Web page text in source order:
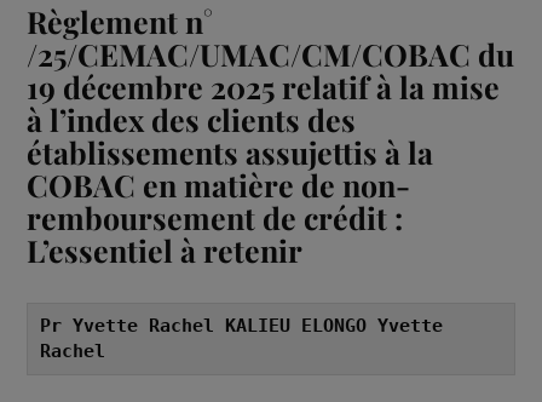
Règlement n°
/25/CEMAC/UMAC/CM/COBAC du
19 décembre 2025 relatif à la mise
à l’index des clients des
établissements assujettis à la
COBAC en matière de non-
remboursement de crédit :
L’essentiel à retenir
Pr Yvette Rachel KALIEU ELONGO Yvette
Rachel